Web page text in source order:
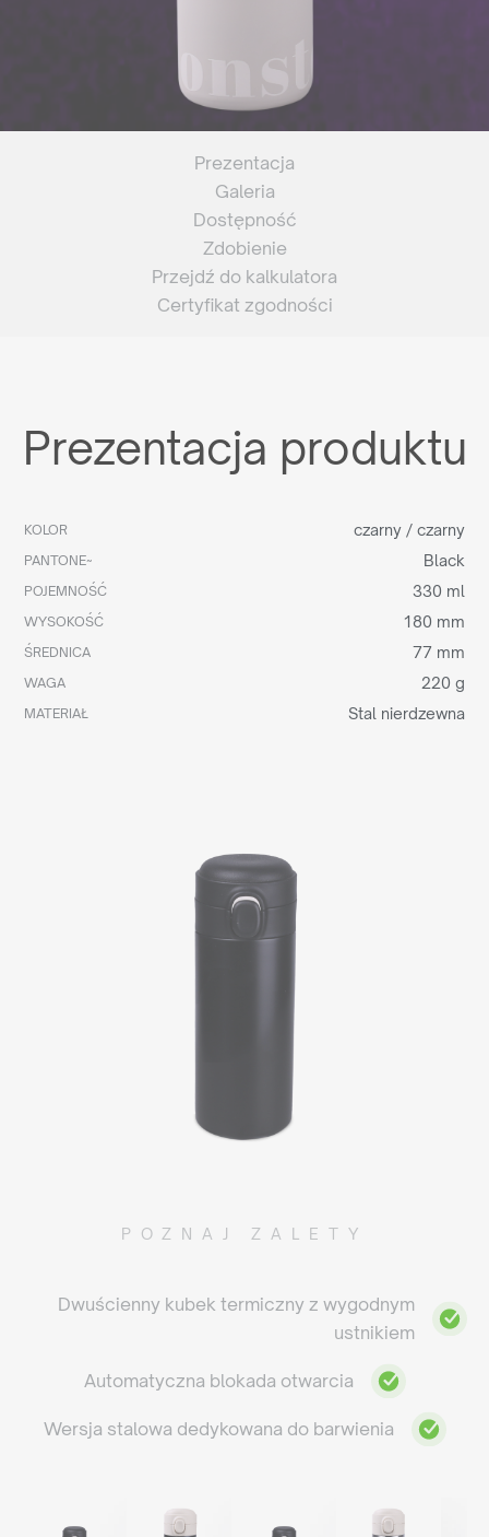
Prezentacja
Galeria
Dostępność
Zdobienie
Przejdź do kalkulatora
Certyfikat zgodności
Prezentacja produktu
KOLOR czarny / czarny
PANTONE~ Black
POJEMNOŚĆ 330 ml
WYSOKOŚĆ 180 mm
ŚREDNICA 77 mm
WAGA 220 g
MATERIAŁ Stal nierdzewna
POZNAJ ZALETY
Dwuścienny kubek termiczny z wygodnym
ustnikiem
Automatyczna blokada otwarcia
Wersja stalowa dedykowana do barwienia